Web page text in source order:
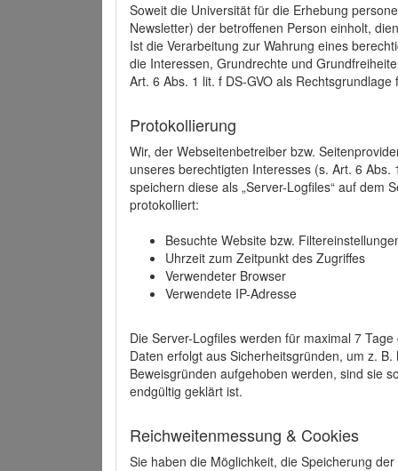
Soweit die Universität für die Erhebung
Newsletter) der betroffenen Person einholt,
Ist die Verarbeitung zur Wahrung eines
die Interessen, Grundrechte und
Art. 6 Abs. 1 lit. f DS-GVO als
Protokollierung
Wir, der Webseitenbetreiber bzw.
unseres berechtigten Interesses (s. Art. 6
speichern diese als „Server-Logfiles“ auf dem
protokolliert:
Besuchte Website bzw.
Uhrzeit zum Zeitpunkt des Zugriffes
Verwendeter Browser
Verwendete IP-Adresse
Die Server-Logfiles werden für maximal 7
Daten erfolgt aus Sicherheitsgründen, um z.
Beweisgründen aufgehoben werden, sind sie
endgültig geklärt ist.
Reichweitenmessung & Cookies
Sie haben die Möglichkeit, die Speicherung